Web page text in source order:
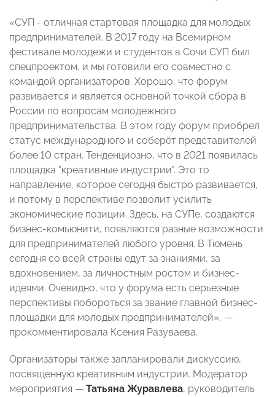
«СУП - отличная стартовая площадка для молодых
предпринимателей. В 2017 году на Всемирном
фестивале молодежи и студентов в Сочи СУП был
спецпроектом, и мы готовили его совместно с
командой организаторов. Хорошо, что форум
развивается и является основной точкой сбора в
России по вопросам молодежного
предпринимательства. В этом году форум приобрел
статус международного и соберёт представителей
более 10 стран. Тенденциозно, что в 2021 появилась
площадка "креативные индустрии". Это то
направление, которое сегодня быстро развивается,
и потому в перспективе позволит усилить
экономические позиции. Здесь, на СУПе, создаются
бизнес-комьюнити, появляются разные возможности
для предпринимателей любого уровня. В Тюмень
сегодня со всей страны едут за знаниями, за
вдохновением, за личностным ростом и бизнес-
идеями. Очевидно, что у форума есть серьезные
перспективы побороться за звание главной бизнес-
площадки для молодых предпринимателей», —
прокомментировала Ксения Разуваева.
Организаторы также запланировали дискуссию,
посвященную креативным индустрии. Модератор
мероприятия — Татьяна Журавлева, руководитель